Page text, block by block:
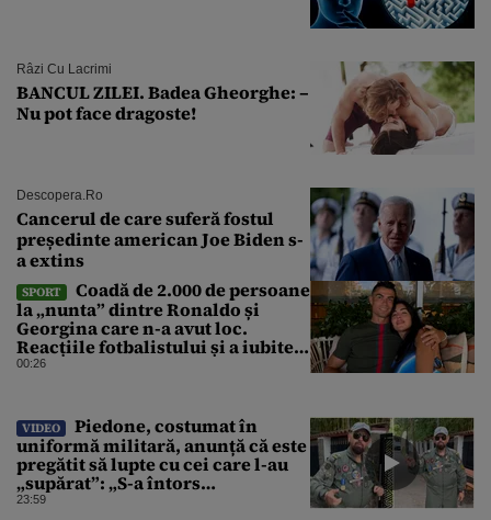
Râzi Cu Lacrimi
BANCUL ZILEI. Badea Gheorghe: –
Nu pot face dragoste!
Descopera.ro
Cancerul de care suferă fostul
președinte american Joe Biden s-
a extins
SPORT
Coadă de 2.000 de persoane
la „nunta” dintre Ronaldo și
Georgina care n-a avut loc.
Reacțiile fotbalistului și a iubitei
sale pe social media
00:26
VIDEO
Piedone, costumat în
uniformă militară, anunță că este
pregătit să lupte cu cei care l-au
„supărat”: „S-a întors
boomerangul”
23:59